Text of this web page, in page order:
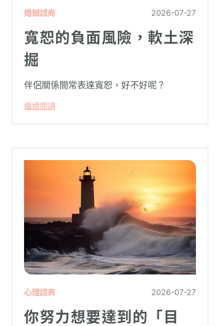
婚姻諮商 2026-07-27
寬恕的負面風險，軟土深
掘
伴侶關係間常表達寬恕，好不好呢？
繼續閱讀
心理諮商 2026-07-27
你努力想要達到的「目